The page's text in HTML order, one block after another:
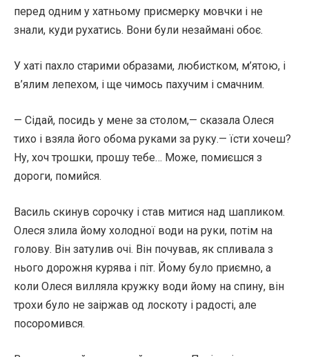
перед одним у хатньому присмерку мовчки і не
знали, куди рухатись. Вони були незаймані обоє.
У хаті пахло старими образами, любистком, м’ятою, і
в’ялим лепехом, і ще чимось пахучим і смачним.
— Сідай, посидь у мене за столом,— сказала Олеся
тихо і взяла його обома руками за руку.— їсти хочеш?
Ну, хоч трошки, прошу тебе… Може, помиєшся з
дороги, помийся.
Василь скинув сорочку і став митися над шапликом.
Олеся злила йому холодної води на руки, потім на
голову. Він затулив очі. Він почував, як спливала з
нього дорожня курява і піт. Йому було приємно, а
коли Олеся вилляла кружку води йому на спину, він
трохи було не заіржав од лоскоту і радості, але
посоромився.